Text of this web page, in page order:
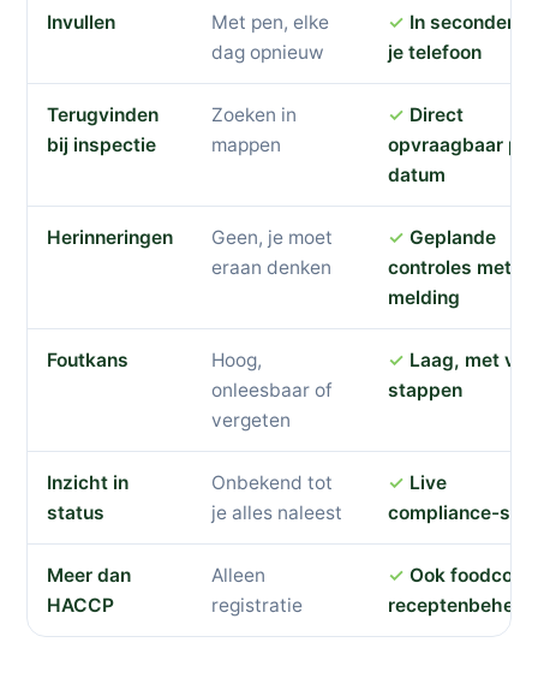
Invullen
Met pen, elke
dag opnieuw
In seconden
je telefoon
Terugvinden
bij inspectie
Zoeken in
mappen
Direct
opvraagbaar per
datum
Herinneringen
Geen, je moet
eraan denken
Geplande
controles met
melding
Foutkans
Hoog,
onleesbaar of
vergeten
Laag, met
stappen
Inzicht in
status
Onbekend tot
je alles naleest
Live
compliance-
Meer dan
HACCP
Alleen
registratie
Ook foodcost
receptenbeheer